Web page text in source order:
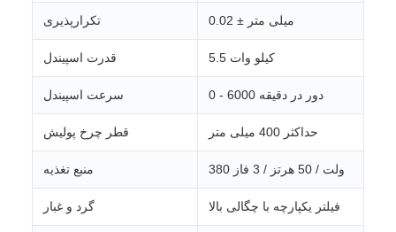
تکرارپذیری 0.02 ± میلی متر
قدرت اسپیندل 5.5 کیلو وات
سرعت اسپیندل 0 - 6000 دور در دقیقه
قطر چرخ پولیش حداکثر 400 میلی متر
منبع تغذیه 380 ولت / 50 هرتز / 3 فاز
گرد و غبار فیلتر یکپارچه با چگالی بالا